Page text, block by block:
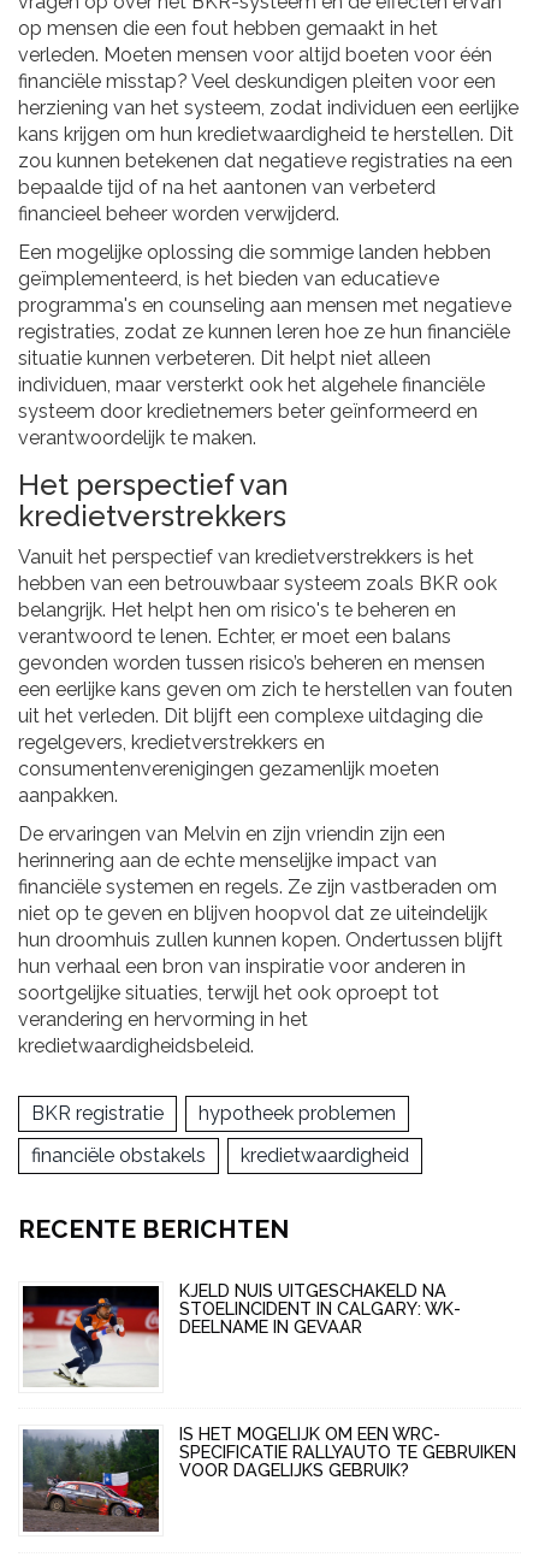
op mensen die een fout hebben gemaakt in het
verleden. Moeten mensen voor altijd boeten voor één
financiële misstap? Veel deskundigen pleiten voor een
herziening van het systeem, zodat individuen een eerlijke
kans krijgen om hun kredietwaardigheid te herstellen. Dit
zou kunnen betekenen dat negatieve registraties na een
bepaalde tijd of na het aantonen van verbeterd
financieel beheer worden verwijderd.
Een mogelijke oplossing die sommige landen hebben
geïmplementeerd, is het bieden van educatieve
programma's en counseling aan mensen met negatieve
registraties, zodat ze kunnen leren hoe ze hun financiële
situatie kunnen verbeteren. Dit helpt niet alleen
individuen, maar versterkt ook het algehele financiële
systeem door kredietnemers beter geïnformeerd en
verantwoordelijk te maken.
Het perspectief van
kredietverstrekkers
Vanuit het perspectief van kredietverstrekkers is het
hebben van een betrouwbaar systeem zoals BKR ook
belangrijk. Het helpt hen om risico's te beheren en
verantwoord te lenen. Echter, er moet een balans
gevonden worden tussen risico’s beheren en mensen
een eerlijke kans geven om zich te herstellen van fouten
uit het verleden. Dit blijft een complexe uitdaging die
regelgevers, kredietverstrekkers en
consumentenverenigingen gezamenlijk moeten
aanpakken.
De ervaringen van Melvin en zijn vriendin zijn een
herinnering aan de echte menselijke impact van
financiële systemen en regels. Ze zijn vastberaden om
niet op te geven en blijven hoopvol dat ze uiteindelijk
hun droomhuis zullen kunnen kopen. Ondertussen blijft
hun verhaal een bron van inspiratie voor anderen in
soortgelijke situaties, terwijl het ook oproept tot
verandering en hervorming in het
kredietwaardigheidsbeleid.
BKR registratie
hypotheek problemen
financiële obstakels
kredietwaardigheid
RECENTE BERICHTEN
KJELD NUIS UITGESCHAKELD NA
STOELINCIDENT IN CALGARY: WK-
DEELNAME IN GEVAAR
IS HET MOGELIJK OM EEN WRC-
SPECIFICATIE RALLYAUTO TE GEBRUIKEN
VOOR DAGELIJKS GEBRUIK?